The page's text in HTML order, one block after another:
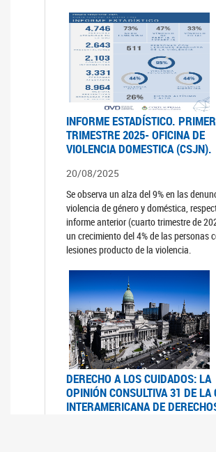
INFORME ESTADÍSTICO. PRIMER
TRIMESTRE 2025- OFICINA DE
VIOLENCIA DOMESTICA (CSJN).
20/08/2025
Se observa un alza del 9% en las
violencia de género y doméstica,
informe anterior (cuarto trimestre de
un crecimiento del 4% de las personas
lesiones producto de la violencia.
DERECHO A LOS CUIDADOS: LA
OPINIÓN CONSULTIVA 31 DE LA
INTERAMERICANA DE